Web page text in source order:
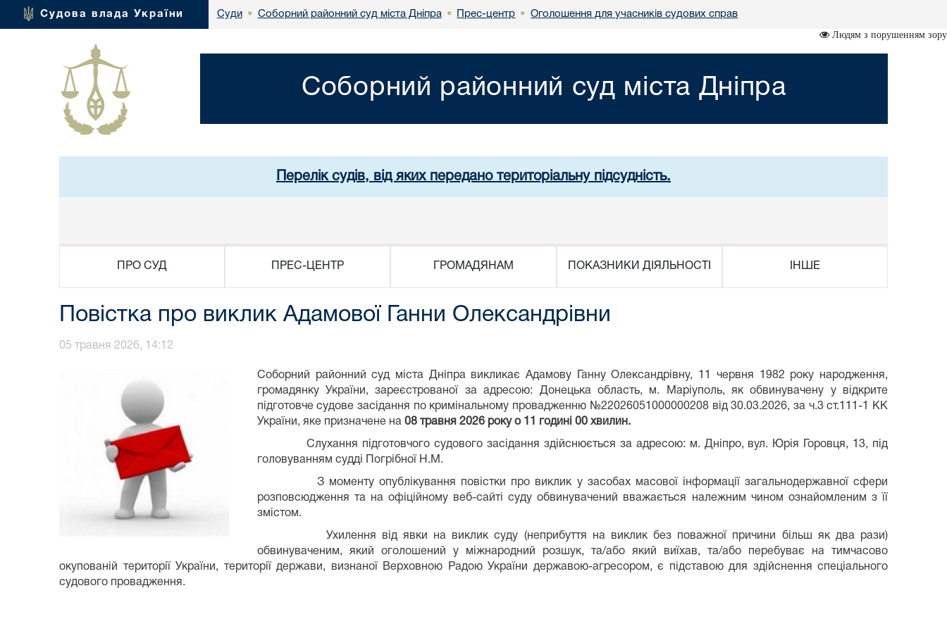
Судова влада України Суди • Соборний районний суд міста Дніпра • Прес-центр • Оголошення для учасників судових справ
Людям з порушенням зору
Соборний районний суд міста Дніпра
Перелік судів, від яких передано територіальну підсудність.
ПРО СУД ПРЕС-ЦЕНТР ГРОМАДЯНАМ ПОКАЗНИКИ ДІЯЛЬНОСТІ ІНШЕ
Повістка про виклик Адамової Ганни Олександрівни
05 травня 2026, 14:12
Соборний районний суд міста Дніпра викликає Адамову Ганну Олександрівну, 11 червня 1982 року народження,
громадянку України, зареєстрованої за адресою: Донецька область, м. Маріуполь, як обвинувачену у відкрите
підготовче судове засідання по кримінальному провадженню №22026051000000208 від 30.03.2026, за ч.3 ст.111-1 КК
України, яке призначене на 08 травня 2026 року о 11 годині 00 хвилин.
Слухання підготовчого судового засідання здійснюється за адресою: м. Дніпро, вул. Юрія Горовця, 13, під
головуванням судді Погрібної Н.М.
З моменту опублікування повістки про виклик у засобах масової інформації загальнодержавної сфери
розповсюдження та на офіційному веб-сайті суду обвинувачений вважається належним чином ознайомленим з її
змістом.
Ухилення від явки на виклик суду (неприбуття на виклик без поважної причини більш як два рази)
обвинуваченим, який оголошений у міжнародний розшук, та/або який виїхав, та/або перебуває на тимчасово
окупованій території України, території держави, визнаної Верховною Радою України державою-агресором, є підставою для здійснення спеціального
судового провадження.